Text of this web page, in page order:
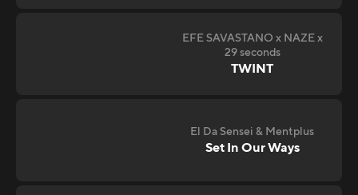
EFE SAVASTANO x NAZE x
29 seconds
TWINT
El Da Sensei & Mentplus
Set In Our Ways